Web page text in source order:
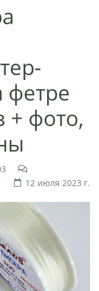
фетре
+ фото,
12 июля 2023 г.